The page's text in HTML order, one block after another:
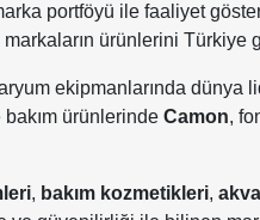
portföyü ile faaliyet
ürünlerini Türkiye
ekipmanlarında dünya
ürünlerinde Camon,
, bakım kozmetikleri,